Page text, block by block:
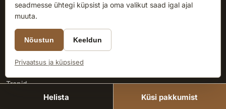
Eritellimusel puittrepid, piirded ja disaintrepid üle Eesti aastast
2007. Täpsed mõõdud tänu CNC-tehnoloogiale.
TOOTED
Trepid
Piirded ja käsipuud
Helista Küsi pakkumist
seadmesse ühtegi küpsist ja oma valikut saad igal ajal
muuta.
Nõustun Keeldun
Privaatsus ja küpsised